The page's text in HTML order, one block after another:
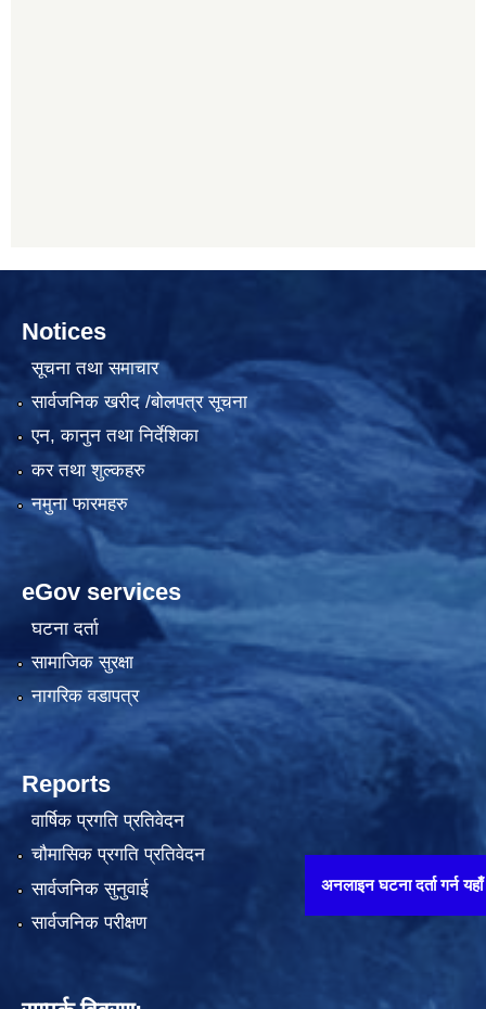
अनलाइन घटना दर्ता गर्न यहाँ थिच्नुहोस्
Notices
सूचना तथा समाचार
सार्वजनिक खरीद /बोलपत्र सूचना
एन, कानुन तथा निर्देशिका
कर तथा शुल्कहरु
नमुना फारमहरु
eGov services
घटना दर्ता
सामाजिक सुरक्षा
नागरिक वडापत्र
Reports
वार्षिक प्रगति प्रतिवेदन
चौमासिक प्रगति प्रतिवेदन
सार्वजनिक सुनुवाई
सार्वजनिक परीक्षण